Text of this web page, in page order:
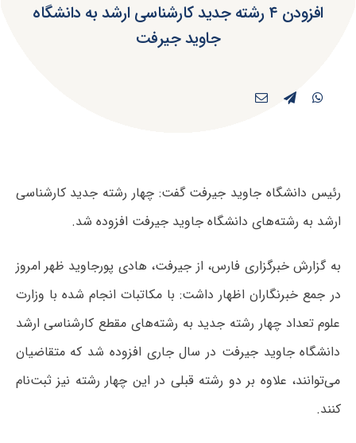
افزودن ۴ رشته جدید کارشناسی ارشد به دانشگاه
جاوید جیرفت
رئیس دانشگاه جاوید جیرفت گفت: چهار رشته جدید کارشناسی
ارشد به رشته‌های دانشگاه جاوید جیرفت افزوده شد.
به گزارش خبرگزاری فارس، از جیرفت، هادی پورجاوید ظهر امروز
در جمع خبرنگاران اظهار داشت: با مکاتبات انجام شده با وزارت
علوم تعداد چهار رشته جدید به رشته‌های مقطع کارشناسی ارشد
دانشگاه جاوید جیرفت در سال جاری افزوده شد که متقاضیان
می‌توانند، علاوه بر دو رشته قبلی در این چهار رشته نیز ثبت‌نام
کنند.